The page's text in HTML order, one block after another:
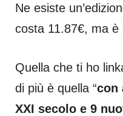
Ne esiste
costa 11.87€, ma è
Quella che ti ho
di più è quella “con
XXI secolo e 9